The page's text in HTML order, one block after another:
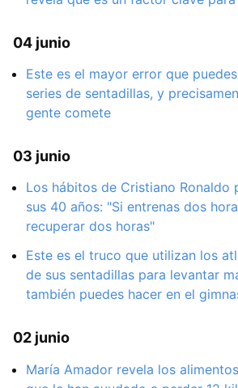
04 junio
Este es el mayor error que
series de sentadillas, y
gente comete
03 junio
Los hábitos de Cristiano Ronaldo
sus 40 años: "Si entrenas dos
recuperar dos horas"
Este es el truco que utilizan los
de sus sentadillas para levantar
también puedes hacer en el
02 junio
María Amador revela los